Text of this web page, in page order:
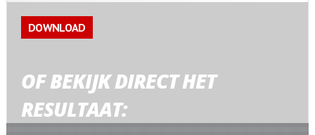
OF BEKIJK DIRECT HET
RESULTAAT: